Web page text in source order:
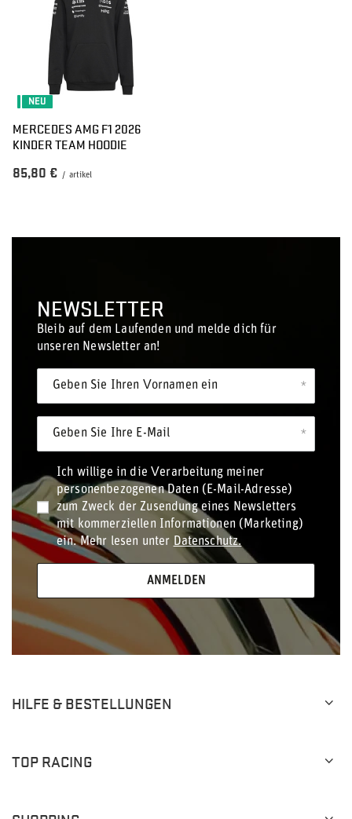
NEU
MERCEDES AMG F1 2026
KINDER TEAM HOODIE
85,80 € / artikel
NEWSLETTER
Bleib auf dem Laufenden und melde dich für
unseren Newsletter an!
Geben Sie Ihren Vornamen ein
Geben Sie Ihre E-Mail
Ich willige in die Verarbeitung meiner
personenbezogenen Daten (E-Mail-Adresse)
zum Zweck der Zusendung eines Newsletters
mit kommerziellen Informationen (Marketing)
ein. Mehr lesen unter Datenschutz.
ANMELDEN
HILFE & BESTELLUNGEN
TOP RACING